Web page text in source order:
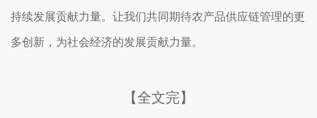
持续发展贡献力量。让我们共同期待农产品供应链管理的更
多创新，为社会经济的发展贡献力量。
【全文完】